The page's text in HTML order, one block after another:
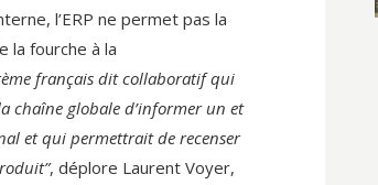
l’ERP ne permet pas la
la fourche à la
français dit collaboratif qui
chaîne globale d’informer un et
et qui permettrait de recenser
, déplore Laurent Voyer,